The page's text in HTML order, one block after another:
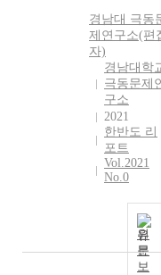
경남대 극동
제연구소(편
자)
경남대학
극동문제
구소
2021
한반도 리
포트
Vol.2021
No.0
원
문
보